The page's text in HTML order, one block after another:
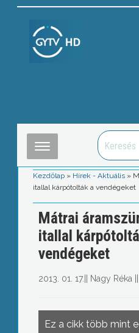
Kezdőlap » Hírek - Aktuális »
itallal kárpótolták a vendégeket
Mátrai
itallal
vendégeket
2013. 01. 17. Nagy Réka
Ez a cikk több mint